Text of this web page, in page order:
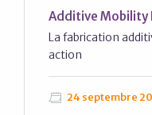
Additive Mobility
La fabrication
action
24 septembre